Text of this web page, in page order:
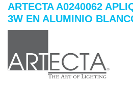
ARTECTA A0240062
3W EN ALUMINIO